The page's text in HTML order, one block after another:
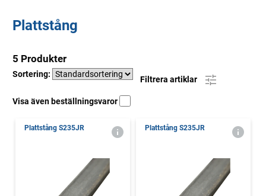
Plattstång
5 Produkter
Sortering:
Filtrera artiklar
Visa även beställningsvaror
Plattstång S235JR Plattstång S235JR